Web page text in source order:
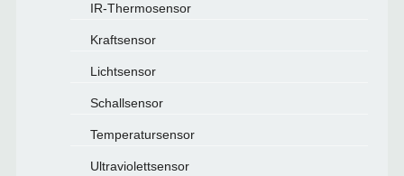
IR-Thermosensor
Kraftsensor
Lichtsensor
Schallsensor
Temperatursensor
Ultraviolettsensor